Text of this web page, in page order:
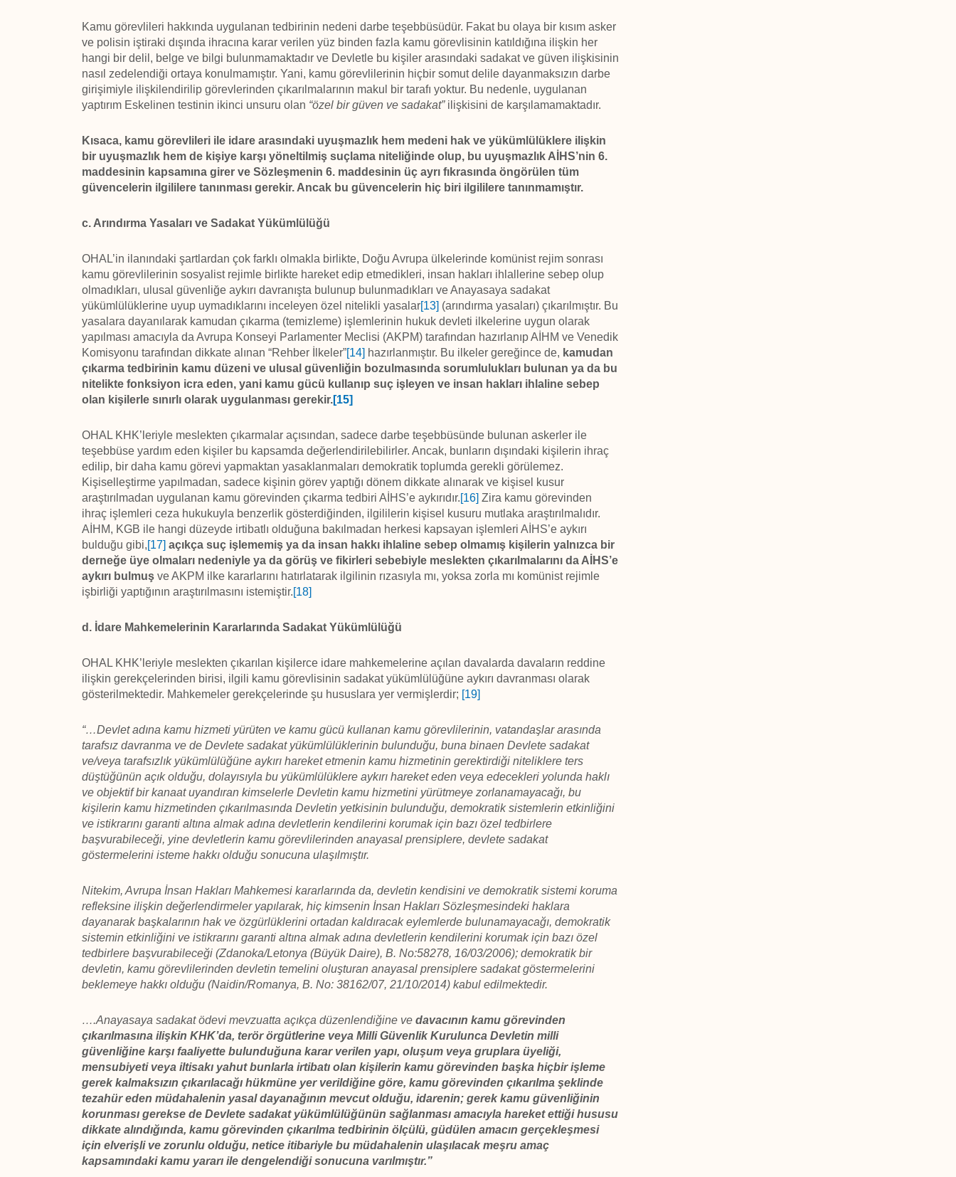
Kamu görevlileri hakkında uygulanan tedbirinin nedeni darbe teşebbüsüdür. Fakat bu olaya bir kısım asker
ve polisin iştiraki dışında ihracına karar verilen yüz binden fazla kamu görevlisinin katıldığına ilişkin her
hangi bir delil, belge ve bilgi bulunmamaktadır ve Devletle bu kişiler arasındaki sadakat ve güven ilişkisinin
nasıl zedelendiği ortaya konulmamıştır. Yani, kamu görevlilerinin hiçbir somut delile dayanmaksızın darbe
girişimiyle ilişkilendirilip görevlerinden çıkarılmalarının makul bir tarafı yoktur. Bu nedenle, uygulanan
yaptırım Eskelinen testinin ikinci unsuru olan “özel bir güven ve sadakat”ilişkisini de karşılamamaktadır.
Kısaca, kamu görevlileri ile idare arasındaki uyuşmazlık hem medeni hak ve yükümlülüklere ilişkin
bir uyuşmazlık hem de kişiye karşı yöneltilmiş suçlama niteliğinde olup, bu uyuşmazlık AİHS’nin 6.
maddesinin kapsamına girer ve Sözleşmenin 6. maddesinin üç ayrı fıkrasında öngörülen tüm
güvencelerin ilgililere tanınması gerekir. Ancak bu güvencelerin hiç biri ilgililere tanınmamıştır.
c. Arındırma Yasaları ve Sadakat Yükümlülüğü
OHAL’in ilanındaki şartlardan çok farklı olmakla birlikte, Doğu Avrupa ülkelerinde komünist rejim sonrası
kamu görevlilerinin sosyalist rejimle birlikte hareket edip etmedikleri, insan hakları ihlallerine sebep olup
olmadıkları, ulusal güvenliğe aykırı davranışta bulunup bulunmadıkları ve Anayasaya sadakat
yükümlülüklerine uyup uymadıklarını inceleyen özel nitelikli yasalar[13] (arındırma yasaları) çıkarılmıştır. Bu
yasalara dayanılarak kamudan çıkarma (temizleme) işlemlerinin hukuk devleti ilkelerine uygun olarak
yapılması amacıyla da Avrupa Konseyi Parlamenter Meclisi (AKPM) tarafından hazırlanıp AİHM ve Venedik
Komisyonu tarafından dikkate alınan “Rehber İlkeler”[14] hazırlanmıştır. Bu ilkeler gereğince de, kamudan
çıkarma tedbirinin kamu düzeni ve ulusal güvenliğin bozulmasında sorumlulukları bulunan ya da bu
nitelikte fonksiyon icra eden, yani kamu gücü kullanıp suç işleyen ve insan hakları ihlaline sebep
olan kişilerle sınırlı olarak uygulanması gerekir.[15]
OHAL KHK’leriyle meslekten çıkarmalar açısından, sadece darbe teşebbüsünde bulunan askerler ile
teşebbüse yardım eden kişiler bu kapsamda değerlendirilebilirler. Ancak, bunların dışındaki kişilerin ihraç
edilip, bir daha kamu görevi yapmaktan yasaklanmaları demokratik toplumda gerekli görülemez.
Kişiselleştirme yapılmadan, sadece kişinin görev yaptığı dönem dikkate alınarak ve kişisel kusur
araştırılmadan uygulanan kamu görevinden çıkarma tedbiri AİHS’e aykırıdır.[16] Zira kamu görevinden
ihraç işlemleri ceza hukukuyla benzerlik gösterdiğinden, ilgililerin kişisel kusuru mutlaka araştırılmalıdır.
AİHM, KGB ile hangi düzeyde irtibatlı olduğuna bakılmadan herkesi kapsayan işlemleri AİHS’e aykırı
bulduğu gibi,[17] açıkça suç işlememiş ya da insan hakkı ihlaline sebep olmamış kişilerin yalnızca bir
derneğe üye olmaları nedeniyle ya da görüş ve fikirleri sebebiyle meslekten çıkarılmalarını da AİHS’e
aykırı bulmuş ve AKPM ilke kararlarını hatırlatarak ilgilinin rızasıyla mı, yoksa zorla mı komünist rejimle
işbirliği yaptığının araştırılmasını istemiştir.[18]
d. İdare Mahkemelerinin Kararlarında Sadakat Yükümlülüğü
OHAL KHK’leriyle meslekten çıkarılan kişilerce idare mahkemelerine açılan davalarda davaların reddine
ilişkin gerekçelerinden birisi, ilgili kamu görevlisinin sadakat yükümlülüğüne aykırı davranması olarak
gösterilmektedir. Mahkemeler gerekçelerinde şu hususlara yer vermişlerdir; [19]
“…Devlet adına kamu hizmeti yürüten ve kamu gücü kullanan kamu görevlilerinin, vatandaşlar arasında
tarafsız davranma ve de Devlete sadakat yükümlülüklerinin bulunduğu, buna binaen Devlete sadakat
ve/veya tarafsızlık yükümlülüğüne aykırı hareket etmenin kamu hizmetinin gerektirdiği niteliklere ters
düştüğünün açık olduğu, dolayısıyla bu yükümlülüklere aykırı hareket eden veya edecekleri yolunda haklı
ve objektif bir kanaat uyandıran kimselerle Devletin kamu hizmetini yürütmeye zorlanamayacağı, bu
kişilerin kamu hizmetinden çıkarılmasında Devletin yetkisinin bulunduğu, demokratik sistemlerin etkinliğini
ve istikrarını garanti altına almak adına devletlerin kendilerini korumak için bazı özel tedbirlere
başvurabileceği, yine devletlerin kamu görevlilerinden anayasal prensiplere, devlete sadakat
göstermelerini isteme hakkı olduğu sonucuna ulaşılmıştır.
Nitekim, Avrupa İnsan Hakları Mahkemesi kararlarında da, devletin kendisini ve demokratik sistemi koruma
refleksine ilişkin değerlendirmeler yapılarak, hiç kimsenin İnsan Hakları Sözleşmesindeki haklara
dayanarak başkalarının hak ve özgürlüklerini ortadan kaldıracak eylemlerde bulunamayacağı, demokratik
sistemin etkinliğini ve istikrarını garanti altına almak adına devletlerin kendilerini korumak için bazı özel
tedbirlere başvurabileceği (Zdanoka/Letonya (Büyük Daire), B. No:58278, 16/03/2006); demokratik bir
devletin, kamu görevlilerinden devletin temelini oluşturan anayasal prensiplere sadakat göstermelerini
beklemeye hakkı olduğu (Naidin/Romanya, B. No: 38162/07, 21/10/2014) kabul edilmektedir.
….Anayasaya sadakat ödevi mevzuatta açıkça düzenlendiğine ve davacının kamu görevinden
çıkarılmasına ilişkin KHK’da, terör örgütlerine veya Milli Güvenlik Kurulunca Devletin milli
güvenliğine karşı faaliyette bulunduğuna karar verilen yapı, oluşum veya gruplara üyeliği,
mensubiyeti veya iltisakı yahut bunlarla irtibatı olan kişilerin kamu görevinden başka hiçbir işleme
gerek kalmaksızın çıkarılacağı hükmüne yer verildiğine göre, kamu görevinden çıkarılma şeklinde
tezahür eden müdahalenin yasal dayanağının mevcut olduğu, idarenin; gerek kamu güvenliğinin
korunması gerekse de Devlete sadakat yükümlülüğünün sağlanması amacıyla hareket ettiği hususu
dikkate alındığında, kamu görevinden çıkarılma tedbirinin ölçülü, güdülen amacın gerçekleşmesi
için elverişli ve zorunlu olduğu, netice itibariyle bu müdahalenin ulaşılacak meşru amaç
kapsamındaki kamu yararı ile dengelendiği sonucuna varılmıştır.”